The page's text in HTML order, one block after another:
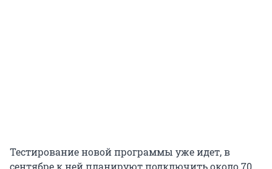
Тестирование новой программы уже идет, в
сентябре к ней планируют подключить около 70